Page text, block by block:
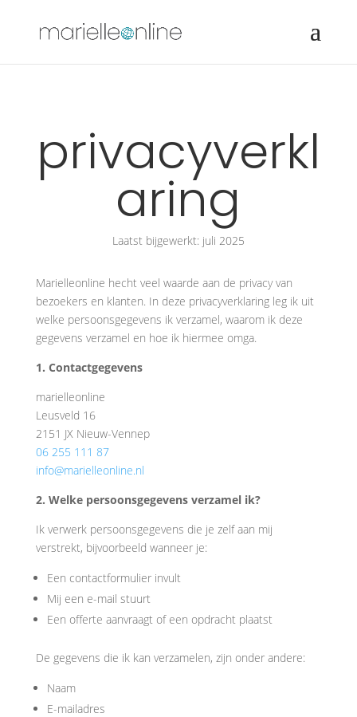
privacyverkl
aring
Laatst bijgewerkt: juli 2025
Marielleonline hecht veel waarde aan de privacy van
bezoekers en klanten. In deze privacyverklaring leg ik uit
welke persoonsgegevens ik verzamel, waarom ik deze
gegevens verzamel en hoe ik hiermee omga.
1. Contactgegevens
marielleonline
Leusveld 16
2151 JX Nieuw-Vennep
06 255 111 87
info@marielleonline.nl
2. Welke persoonsgegevens verzamel ik?
Ik verwerk persoonsgegevens die je zelf aan mij
verstrekt, bijvoorbeeld wanneer je:
Een contactformulier invult
Mij een e-mail stuurt
Een offerte aanvraagt of een opdracht plaatst
De gegevens die ik kan verzamelen, zijn onder andere:
Naam
E-mailadres